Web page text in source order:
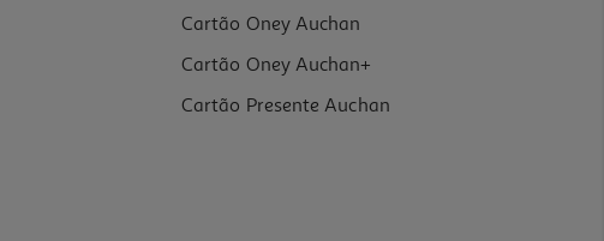
Cartão Oney Auchan
Cartão Oney Auchan+
Cartão Presente Auchan